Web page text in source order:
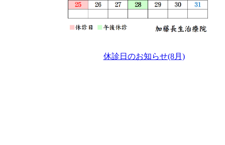
休診日のお知らせ(8月)